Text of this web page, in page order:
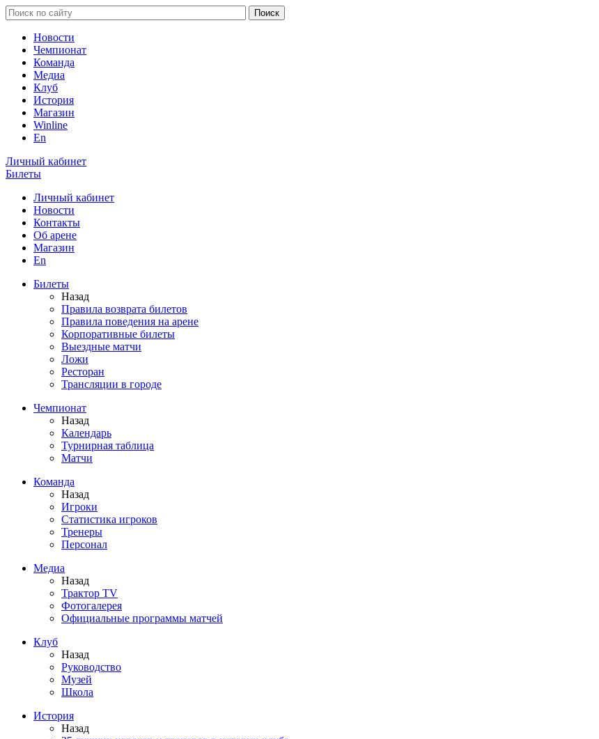
Новости
Чемпионат
Команда
Медиа
Клуб
История
Магазин
Winline
En
Личный кабинет
Билеты
Личный кабинет
Новости
Контакты
Об арене
Магазин
En
Билеты
Назад
Правила возврата билетов
Правила поведения на арене
Корпоративные билеты
Выездные матчи
Ложи
Ресторан
Трансляции в городе
Чемпионат
Назад
Календарь
Турнирная таблица
Матчи
Команда
Назад
Игроки
Статистика игроков
Тренеры
Персонал
Медиа
Назад
Трактор TV
Фотогалерея
Официальные программы матчей
Клуб
Назад
Руководство
Музей
Школа
История
Назад